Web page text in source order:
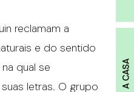
A CASA
reclamam a
e do sentido
qual se
letras. O grupo